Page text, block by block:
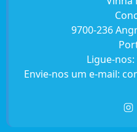
9700-236
Ligue-nos:
Envie-nos um e-mail: